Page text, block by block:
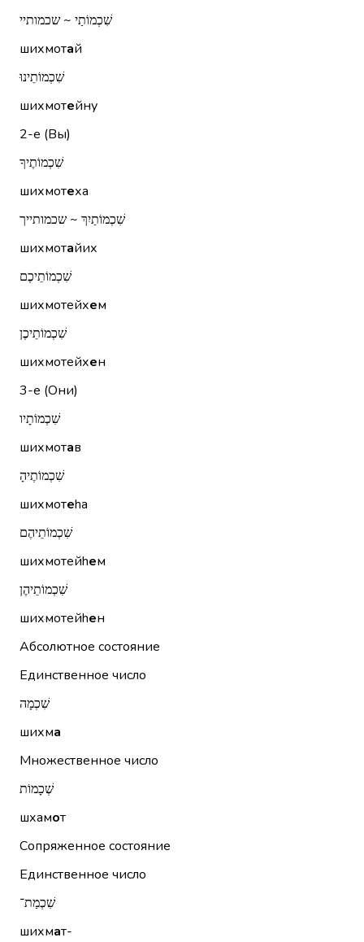
שִׁכְמוֹתַי ~ שכמותיי
шихмотай
שִׁכְמוֹתֵינוּ
шихмотейну
2-е (Вы)
שִׁכְמוֹתֶיךָ
шихмотеха
שִׁכְמוֹתַיִךְ ~ שכמותייך
шихмотайих
שִׁכְמוֹתֵיכֶם
шихмотейхем
שִׁכְמוֹתֵיכֶן
шихмотейхен
3-е (Они)
שִׁכְמוֹתָיו
шихмотав
שִׁכְמוֹתֶיהָ
шихмотеhа
שִׁכְמוֹתֵיהֶם
шихмотейhем
שִׁכְמוֹתֵיהֶן
шихмотейhен
Абсолютное состояние
Единственное число
שִׁכְמָה
шихма
Множественное число
שְׁכָמוֹת
шхамот
Сопряженное состояние
Единственное число
שִׁכְמַת־
шихмат-